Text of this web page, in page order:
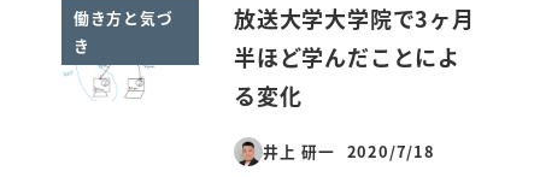
働き方と気づ
き
放送大学大学院で3ヶ月
半ほど学んだことによ
る変化
井上 研一
投稿日
2020/7/18